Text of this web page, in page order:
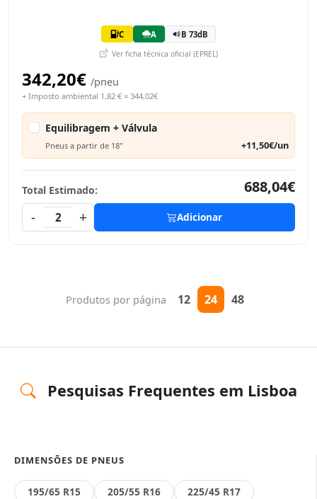
C A B 73dB
Ver ficha técnica oficial (EPREL)
342,20€ /pneu
+ Imposto ambiental 1,82 € = 344,02€
Equilibragem + Válvula
Pneus a partir de 18" +11,50€/un
Total Estimado:
688,04€
-
2 + Adicionar
Produtos por página 12 24 48
Pesquisas Frequentes em Lisboa
DIMENSÕES DE PNEUS
195/65 R15 205/55 R16 225/45 R17